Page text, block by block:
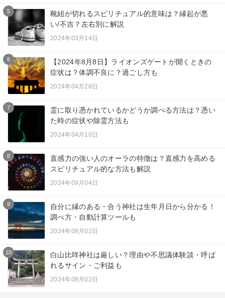
5
靴紐が切れるスピリチュアル的意味は？縁起が悪
い/不吉？左右別に解説
2024年03月14日
6
【2024年8月8日】ライオンズゲートが開くときの
症状は？体調不良に？過ごし方も
2024年04月28日
7
霊に取り憑かれているかどうか調べる方法は？憑い
た時の症状や除霊方法も
2024年04月10日
8
直感力の強い人のオーラの特徴は？直感力を高める
スピリチュアル的な方法も解説
2024年09月04日
9
自分に縁のある・合う神社は生年月日から分かる！
調べ方・自動計算ツールも
2024年08月02日
10
白山比咩神社は厳しい？理由や不思議体験談・呼ば
れるサイン・ご利益も
2024年08月02日